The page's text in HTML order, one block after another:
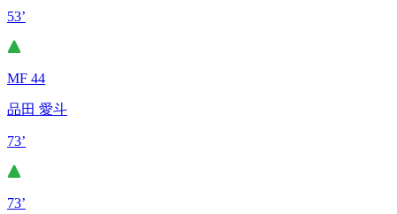
53’
MF 44
品田 愛斗
73’
73’